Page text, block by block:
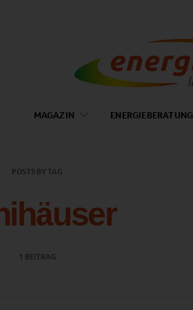
MAGAZIN ENERGIEBERATUNG
POSTS BY TAG
1 BEITRAG